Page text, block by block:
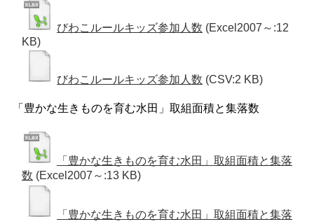
びわこルールキッズ参加人数 (Excel2007～:12
KB)
びわこルールキッズ参加人数 (CSV:2 KB)
「豊かな生きものを育む水田」取組面積と集落数
「豊かな生きものを育む水田」取組面積と集落
数 (Excel2007～:13 KB)
「豊かな生きものを育む水田」取組面積と集落